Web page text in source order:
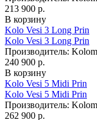
213 900 р.
В корзину
Kolo Vesi 3 Long Prin
Kolo Vesi 3 Long Prin
Производитель:
240 900 р.
В корзину
Kolo Vesi 5 Midi Prin
Kolo Vesi 5 Midi Prin
Производитель:
262 900 р.